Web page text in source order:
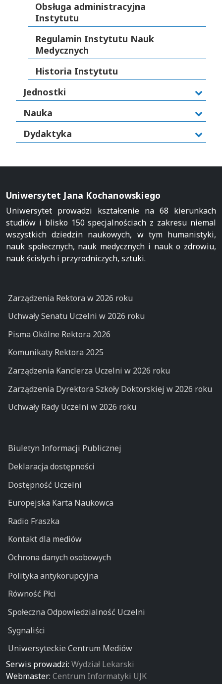
Obsługa administracyjna
Instytutu
Regulamin Instytutu Nauk
Medycznych
Historia Instytutu
Jednostki
Nauka
Dydaktyka
Uniwersytet Jana Kochanowskiego
Uniwersytet prowadzi kształcenie na 68 kierunkach
studiów i blisko 150 specjalnościach z zakresu niemal
wszystkich dziedzin naukowych, w tym humanistyki,
nauk społecznych, nauk medycznych i nauk o zdrowiu,
nauk ścisłych i przyrodniczych, sztuki.
Zarządzenia Rektora w 2026 roku
Uchwały Senatu Uczelni w 2026 roku
Pisma Okólne Rektora 2026
Komunikaty Rektora 2025
Zarządzenia Kanclerza Uczelni w 2026 roku
Zarządzenia Dyrektora Szkoły Doktorskiej w 2026 roku
Uchwały Rady Uczelni w 2026 roku
Biuletyn Informacji Publicznej
Deklaracja dostępności
Dostępność Uczelni
Europejska Karta Naukowca
Radio Fraszka
Kontakt dla mediów
Ochrona danych osobowych
Polityka antykorupcyjna
Równość Płci
Społeczna Odpowiedzialność Uczelni
Sygnaliści
Uniwersyteckie Centrum Mediów
Serwis prowadzi: Wydział Lekarski
Webmaster: Centrum Informatyki UJK